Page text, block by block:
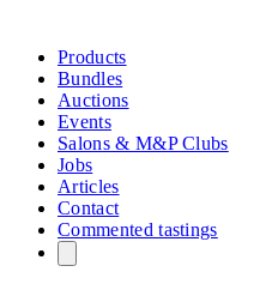
Products
Bundles
Auctions
Events
Salons & M&P Clubs
Jobs
Articles
Contact
Commented tastings